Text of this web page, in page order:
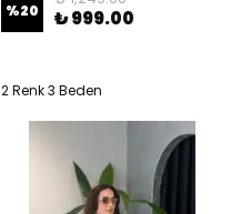
%20 ₺ 999.00
2 Renk 3 Beden